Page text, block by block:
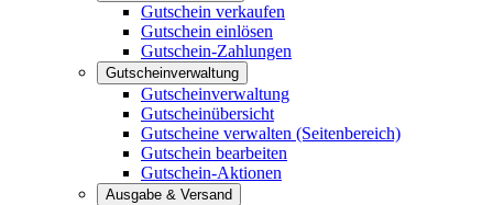
Gutschein verkaufen
Gutschein einlösen
Gutschein-Zahlungen
Gutscheinverwaltung
Gutscheinverwaltung
Gutscheinübersicht
Gutscheine verwalten (Seitenbereich)
Gutschein bearbeiten
Gutschein-Aktionen
Ausgabe & Versand